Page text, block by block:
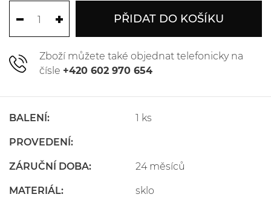
PŘIDAT DO KOŠÍKU
Zboží můžete také objednat telefonicky na
čísle +420 602 970 654
BALENÍ: 1 ks
PROVEDENÍ:
ZÁRUČNÍ DOBA: 24 měsíců
MATERIÁL: sklo